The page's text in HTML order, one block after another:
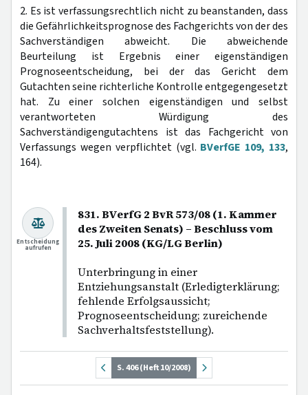
2. Es ist verfassungsrechtlich nicht zu beanstanden, dass
die Gefährlichkeitsprognose des Fachgerichts von der des
Sachverständigen abweicht. Die abweichende
Beurteilung ist Ergebnis einer eigenständigen
Prognoseentscheidung, bei der das Gericht dem
Gutachten seine richterliche Kontrolle entgegengesetzt
hat. Zu einer solchen eigenständigen und selbst
verantworteten Würdigung des
Sachverständigengutachtens ist das Fachgericht von
Verfassungs wegen verpflichtet (vgl. BVerfGE 109, 133,
164).
831. BVerfG 2 BvR 573/08 (1. Kammer
des Zweiten Senats) – Beschluss vom
25. Juli 2008 (KG/LG Berlin)
Unterbringung in einer
Entziehungsanstalt (Erledigterklärung;
fehlende Erfolgsaussicht;
Prognoseentscheidung; zureichende
Sachverhaltsfeststellung).
Entscheidung
aufrufen
S. 406 (Heft 10/2008)